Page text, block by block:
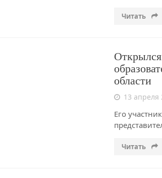
Читать
области
13 апреля
Его
Читать